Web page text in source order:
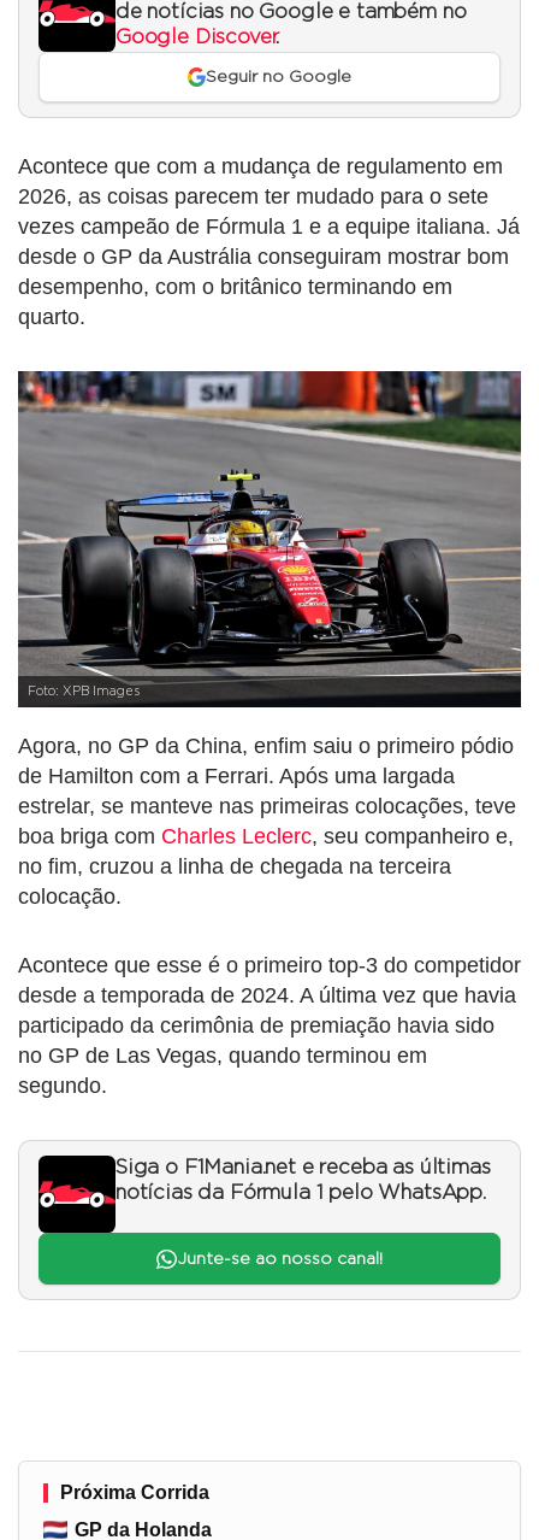
de notícias no Google e também no
Google Discover.
Seguir no Google
Acontece que com a mudança de regulamento em
2026, as coisas parecem ter mudado para o sete
vezes campeão de Fórmula 1 e a equipe italiana. Já
desde o GP da Austrália conseguiram mostrar bom
desempenho, com o britânico terminando em
quarto.
Foto: XPB Images
Agora, no GP da China, enfim saiu o primeiro pódio
de Hamilton com a Ferrari. Após uma largada
estrelar, se manteve nas primeiras colocações, teve
boa briga com Charles Leclerc, seu companheiro e,
no fim, cruzou a linha de chegada na terceira
colocação.
Acontece que esse é o primeiro top-3 do competidor
desde a temporada de 2024. A última vez que havia
participado da cerimônia de premiação havia sido
no GP de Las Vegas, quando terminou em
segundo.
Siga o F1Mania.net e receba as últimas
notícias da Fórmula 1 pelo WhatsApp.
Junte-se ao nosso canal!
Próxima Corrida
GP da Holanda